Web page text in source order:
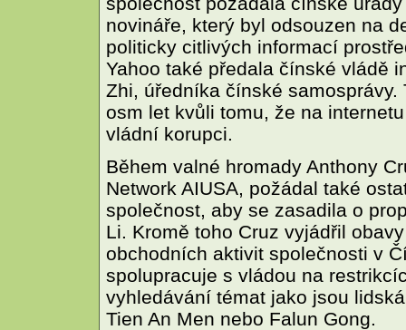
novináře, který byl odsouzen na
politicky citlivých informací
Yahoo také předala čínské vládě
Zhi, úředníka čínské
osm let kvůli tomu, že na
vládní korupci.
Během valné hromady Anthony
Network AIUSA, požádal také
společnost, aby se zasadila o
Li. Kromě toho Cruz vyjádřil
obchodních aktivit společnosti v
spolupracuje s vládou na
vyhledávání témat jako jsou
Tien An Men nebo Falun Gong.